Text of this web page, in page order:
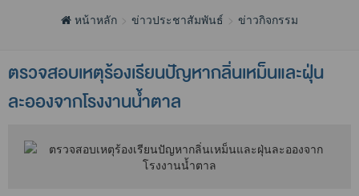
หน้าหลัก ข่าวประชาสัมพันธ์ ข่าวกิจกรรม
ตรวจสอบเหตุร้องเรียนปัญหากลิ่นเหม็นและฝุ่น
ละอองจากโรงงานน้ำตาล